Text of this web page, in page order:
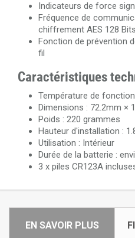
Indicateurs de force
Fréquence de
chiffrement AES 128 Bits
Fonction de prévention
fil
Caractéristiques
Température de
Dimensions : 72.2mm ×
Poids : 220 grammes
Hauteur d'installation :
Utilisation : Intérieur
Durée de la batterie :
3 x piles CR123A
EN SAVOIR PLUS